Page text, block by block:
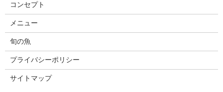
コンセプト
メニュー
旬の魚
プライバシーポリシー
サイトマップ